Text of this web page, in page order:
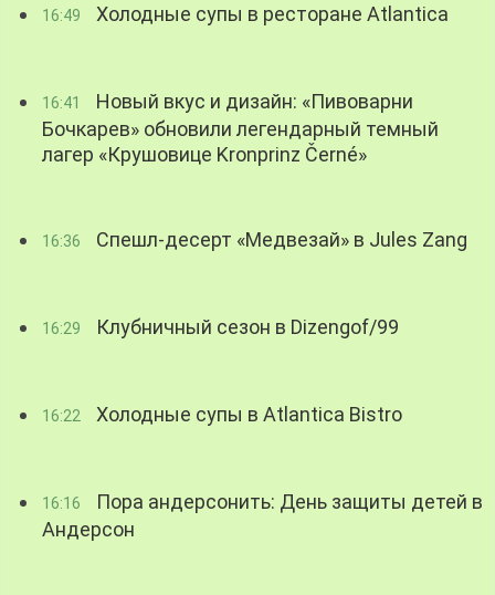
16:49 Холодные супы в ресторане Atlantica
16:41
Новый вкус и дизайн: «Пивоварни
Бочкарев» обновили легендарный темный
лагер «Крушовице Kronprinz Černé»
16:36 Спешл-десерт «Медвезай» в Jules Zang
16:29 Клубничный сезон в Dizengof/99
16:22 Холодные супы в Atlantica Bistro
16:16
Пора андерсонить: День защиты детей в
Андерсон